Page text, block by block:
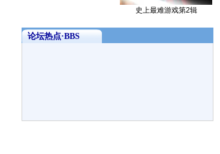
史上最难游戏第2辑
论坛热点·BBS